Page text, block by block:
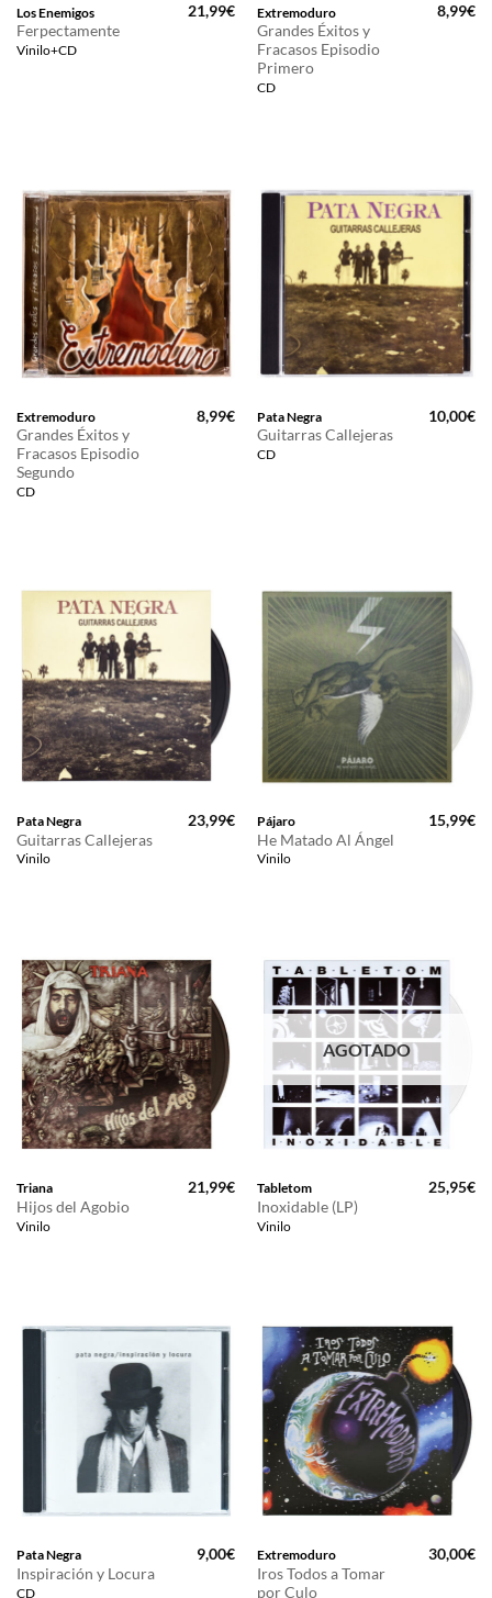
Los Enemigos
Ferpectamente
Vinilo+CD
21,99€ Extremoduro
Grandes Éxitos y
Fracasos Episodio
Primero
CD
8,99€
Extremoduro
Grandes Éxitos y
Fracasos Episodio
Segundo
CD
8,99€ Pata Negra
Guitarras Callejeras
CD
10,00€
Pata Negra
Guitarras Callejeras
Vinilo
23,99€ Pájaro
He Matado Al Ángel
Vinilo
15,99€
Triana
Hijos del Agobio
Vinilo
21,99€
AGOTADO
Tabletom
Inoxidable (LP)
Vinilo
25,95€
Pata Negra
Inspiración y Locura
CD
9,00€ Extremoduro
Iros Todos a Tomar
por Culo
30,00€